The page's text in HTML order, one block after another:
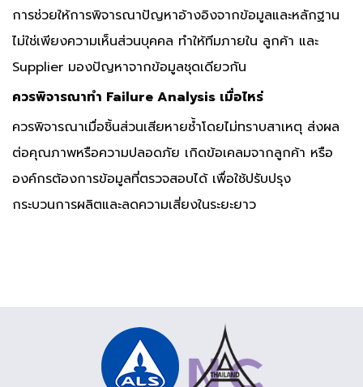
การช่วยให้การพิจารณาปัญหาอ้างอิงจากข้อมูลและหลักฐาน
ไม่ใช่เพียงความเห็นส่วนบุคคล ทำให้ทีมภายใน ลูกค้า และ
Supplier มองปัญหาจากข้อมูลชุดเดียวกัน
ควรพิจารณาทำ Failure Analysis เมื่อไหร่
ควรพิจารณาเมื่อชิ้นส่วนเสียหายซ้ำโดยไม่ทราบสาเหตุ ส่งผล
ต่อคุณภาพหรือความปลอดภัย เกิดข้อเคลมจากลูกค้า หรือ
องค์กรต้องการข้อมูลที่ตรวจสอบได้ เพื่อใช้ปรับปรุง
กระบวนการผลิตและลดความเสี่ยงในระยะยาว